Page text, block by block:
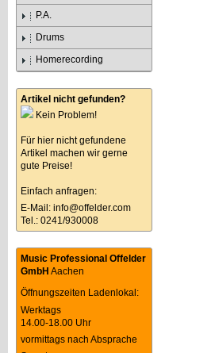
P.A.
Drums
Homerecording
Artikel nicht gefunden?
Kein Problem!
Für hier nicht gefundene
Artikel machen wir gerne
gute Preise!
Einfach anfragen:
E-Mail: info@offelder.com
Tel.: 0241/930008
Music Professional Offelder
GmbH Aachen
Öffnungszeiten Ladenlokal:
Werktags
14.00-18.00 Uhr
vormittags nach Absprache